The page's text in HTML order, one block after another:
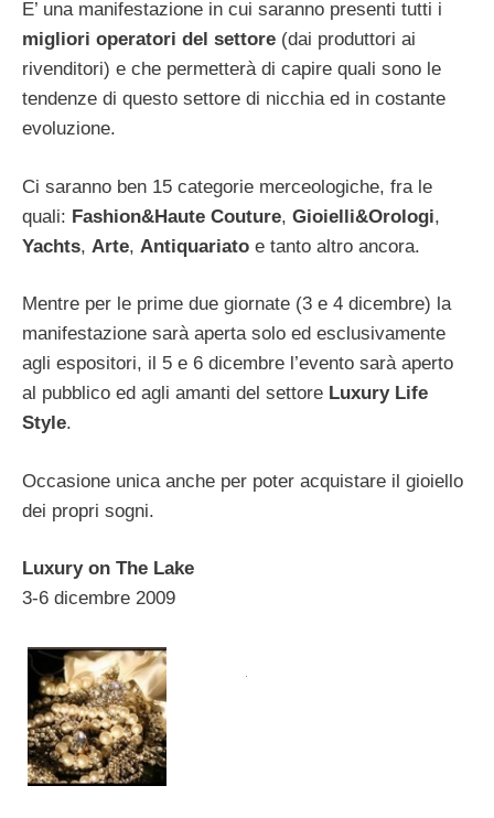
E’ una manifestazione in cui saranno presenti tutti i
migliori operatori del settore (dai produttori ai
rivenditori) e che permetterà di capire quali sono le
tendenze di questo settore di nicchia ed in costante
evoluzione.
Ci saranno ben 15 categorie merceologiche, fra le
quali: Fashion&Haute Couture, Gioielli&Orologi,
Yachts, Arte, Antiquariato e tanto altro ancora.
Mentre per le prime due giornate (3 e 4 dicembre) la
manifestazione sarà aperta solo ed esclusivamente
agli espositori, il 5 e 6 dicembre l’evento sarà aperto
al pubblico ed agli amanti del settore Luxury Life
Style.
Occasione unica anche per poter acquistare il gioiello
dei propri sogni.
Luxury on The Lake
3-6 dicembre 2009